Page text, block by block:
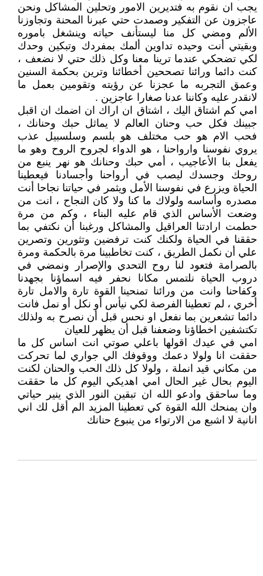
يجب ان نقوم به فتديرين الامور وتحلين المشاكل ونحن
عاجزون عن التفكير وصمدت حتي عبرنا المحنة وتجاوزنا
الألم ومضي كل منا ليستأنف حياته وينشغل باموره
وبقيتي أنت وحيده تداوين ألمك بمفردك وتبكين وحدك
لكي تضحكي عندما ترينا معنا وكل ذلك حتي لا نضعف ،
كنت دائما ورائنا تصححين أخطائنا وترين بحكمة السنين
وعمق التجربه ما عجزنا عن رؤيته وتقومين بعمل ما
لانقدر عليه وكاننا عدنا صغارا عاجزين .
امي كم اشتاق اليك ، اشتاق ان اراك ان اضمك ان اقبل
جبينك فكل حب وحنان العالم لا يماثل حبك وحنانك ،
فحب الام هو حب مختلف هو بلسم وسلسبيل عذب
يروي نفوسنا وارواحنا ، هو الدواء لجروح الروح وهو ما
يفعل بنا الأعاجيب ، أمي حبك وحنانك هو نهر ينبع من
روحك وجسدك ليصب في أرواحنا وأجسادنا فيعطينا
الحياة ويزرع في نفوسنا الأمل ويثمر في حياتنا نجاحا أنت
مصدره وأساسه ولولاك ما كنا ولا كان النجاح ، انت من
وضعت الأساس الذي قام عليه البناء ، وكم من مرة
حطمت ارادتنا العراقيل والمشاكل ورغبنا أن نكتفي بما
حققنا في الحياة ولكنك كنت ترفضين وتثورين وتصرين
علي أن نكمل الطريق ، كنت تخاطبينا مرة بالحكمة ومرة
بالصرامة فتعود لنا روح التحدي والإصرار ونمضي في
دروب الحياة نلتمس مكانا نحفر فيه اسماؤنا بجهدنا
وكفاحنا وانت من ورائنا تمنحينا القوة تارة والامل تارة
أخري ، لم تعطينا الفرصة لكي نيأس أو نكل أو نمل فانت
دائما تشعرين بما نفعل او نحس قبل أن نصرح به ولذلك
تكتشفين اخطاؤنا وضعفنا قبل أن يظهر للعيان
امي في عيدك اقولها باعلي صوتي انت اساس كل ما
حققت انا ولولا دعمك ووقوفك الي جواري لما تحركت
من مكاني قيد انملة ، ولولا كل ذلك الحب والحنان لكنت
اليوم بحال غير الحال امي اهديكي اليوم كل ما حققت
وما ساحقق وادعو الله ان تبقين النور الذي ينير حياتي
وان يمنحك الله القوة كي تعطينا المزيد الم أقل لك اني
انانية لا اشبع من الارتواء من ينبوع حنانك